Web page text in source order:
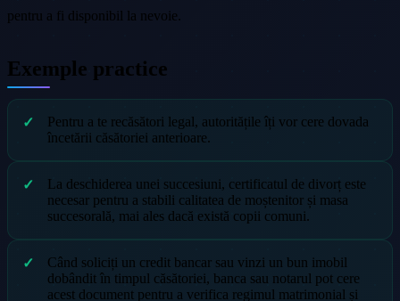
pentru a fi disponibil la nevoie.
Exemple practice
Pentru a te recăsători legal, autoritățile îți vor cere dovada
încetării căsătoriei anterioare.
La deschiderea unei succesiuni, certificatul de divorț este
necesar pentru a stabili calitatea de moștenitor și masa
succesorală, mai ales dacă există copii comuni.
Când soliciți un credit bancar sau vinzi un bun imobil
dobândit în timpul căsătoriei, banca sau notarul pot cere
acest document pentru a verifica regimul matrimonial și